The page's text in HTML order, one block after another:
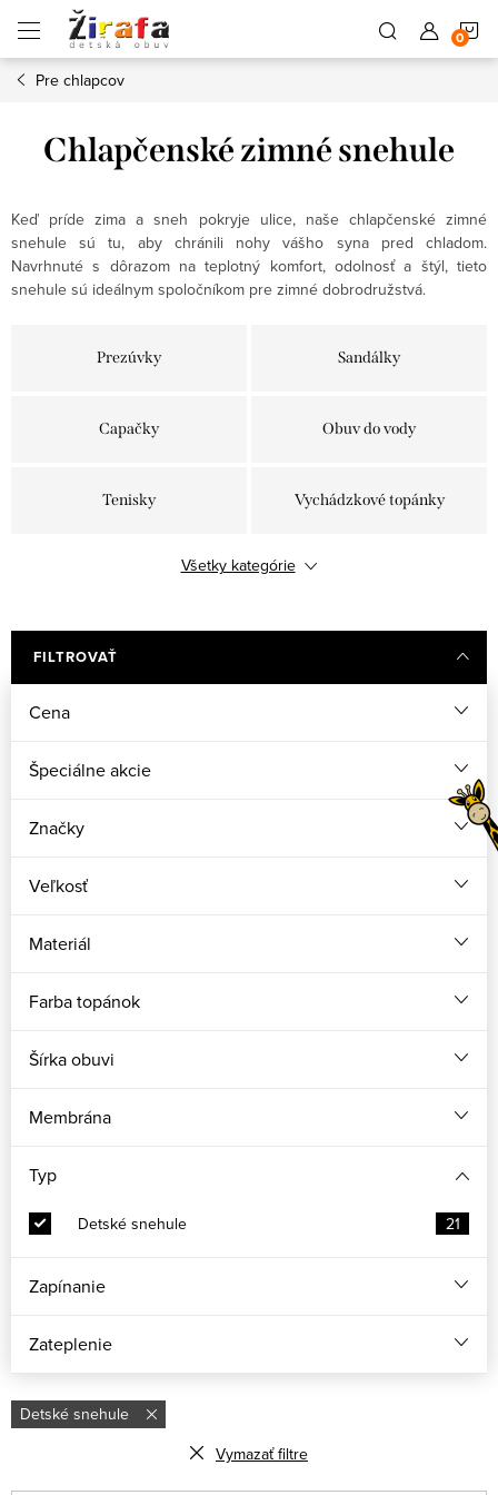
obsah
Pre chlapcov
Chlapčenské zimné snehule
Keď príde zima a sneh pokryje ulice, naše chlapčenské zimné
snehule sú tu, aby chránili nohy vášho syna pred chladom.
Navrhnuté s dôrazom na teplotný komfort, odolnosť a štýl, tieto
snehule sú ideálnym spoločníkom pre zimné dobrodružstvá.
Prezúvky Sandálky
Capačky Obuv do vody
Tenisky Vychádzkové topánky
Barefoot / BarefitVšetky kategórie
FILTROVAŤ
Cena
Špeciálne akcie
Značky
Veľkosť
Materiál
Farba topánok
Šírka obuvi
Membrána
Typ
Detské snehule 21
Zapínanie
Zateplenie
Detské snehule
Vymazať filtre